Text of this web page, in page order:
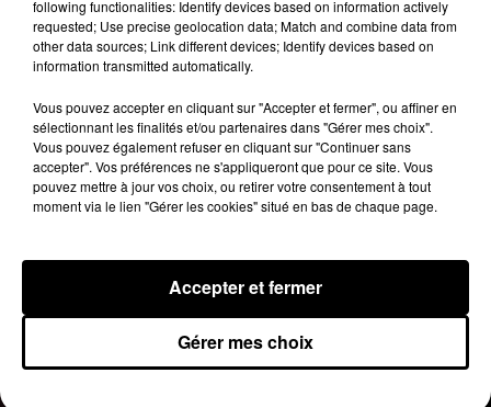
minutes où il évoque le mouvement Black Lives
Matter, les brutalités policières aux États-Unis. Il
s’agit du deuxième titre extrait de cet album après
« Walk on Water » aux cotés de Beyoncé.
following functionalities: Identify devices based on information actively
requested; Use precise geolocation data; Match and combine data from
other data sources; Link different devices; Identify devices based on
information transmitted automatically.
Vous pouvez accepter en cliquant sur "Accepter et fermer", ou affiner en
sélectionnant les finalités et/ou partenaires dans "Gérer mes choix".
Vous pouvez également refuser en cliquant sur "Continuer sans
accepter". Vos préférences ne s'appliqueront que pour ce site. Vous
pouvez mettre à jour vos choix, ou retirer votre consentement à tout
moment via le lien "Gérer les cookies" situé en bas de chaque page.
Gérer mes choix
Accepter et fermer